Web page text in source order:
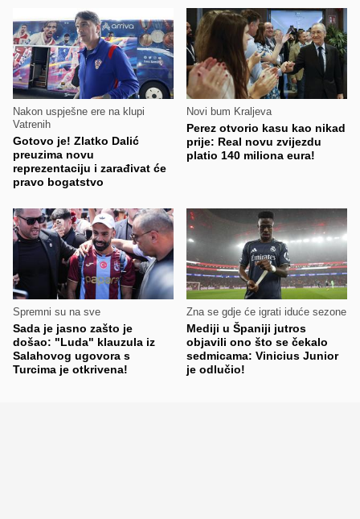
Nakon uspješne ere na klupi
Vatrenih
Gotovo je! Zlatko Dalić
preuzima novu
reprezentaciju i zarađivat će
pravo bogatstvo
Novi bum Kraljeva
Perez otvorio kasu kao nikad
prije: Real novu zvijezdu
platio 140 miliona eura!
Spremni su na sve
Sada je jasno zašto je
došao: "Luda" klauzula iz
Salahovog ugovora s
Turcima je otkrivena!
Zna se gdje će igrati iduće sezone
Mediji u Španiji jutros
objavili ono što se čekalo
sedmicama: Vinicius Junior
je odlučio!